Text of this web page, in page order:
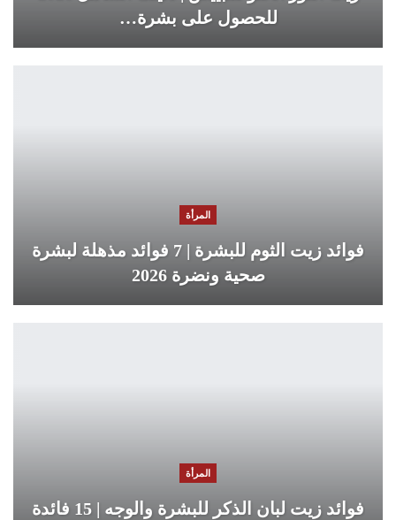
للحصول على بشرة…
المرأة
فوائد زيت الثوم للبشرة | 7 فوائد مذهلة لبشرة
صحية ونضرة 2026
المرأة
فوائد زيت لبان الذكر للبشرة والوجه | 15 فائدة